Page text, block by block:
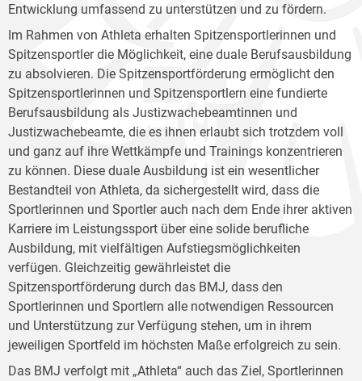
Entwicklung umfassend zu unterstützen und zu fördern.
Im Rahmen von Athleta erhalten Spitzensportlerinnen und
Spitzensportler die Möglichkeit, eine duale Berufsausbildung
zu absolvieren. Die Spitzensportförderung ermöglicht den
Spitzensportlerinnen und Spitzensportlern eine fundierte
Berufsausbildung als Justizwachebeamtinnen und
Justizwachebeamte, die es ihnen erlaubt sich trotzdem voll
und ganz auf ihre Wettkämpfe und Trainings konzentrieren
zu können. Diese duale Ausbildung ist ein wesentlicher
Bestandteil von Athleta, da sichergestellt wird, dass die
Sportlerinnen und Sportler auch nach dem Ende ihrer aktiven
Karriere im Leistungssport über eine solide berufliche
Ausbildung, mit vielfältigen Aufstiegsmöglichkeiten
verfügen. Gleichzeitig gewährleistet die
Spitzensportförderung durch das BMJ, dass den
Sportlerinnen und Sportlern alle notwendigen Ressourcen
und Unterstützung zur Verfügung stehen, um in ihrem
jeweiligen Sportfeld im höchsten Maße erfolgreich zu sein.
Das BMJ verfolgt mit „Athleta“ auch das Ziel, Sportlerinnen